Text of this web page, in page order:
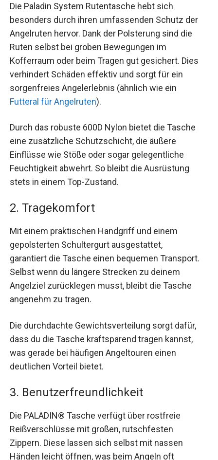
Die Paladin System Rutentasche hebt sich
besonders durch ihren umfassenden Schutz der
Angelruten hervor. Dank der Polsterung sind die
Ruten selbst bei groben Bewegungen im
Kofferraum oder beim Tragen gut gesichert. Dies
verhindert Schäden effektiv und sorgt für ein
sorgenfreies Angelerlebnis (ähnlich wie ein
Futteral für Angelruten).
Durch das robuste 600D Nylon bietet die Tasche
eine zusätzliche Schutzschicht, die äußere
Einflüsse wie Stöße oder sogar gelegentliche
Feuchtigkeit abwehrt. So bleibt die Ausrüstung
stets in einem Top-Zustand.
2. Tragekomfort
Mit einem praktischen Handgriff und einem
gepolsterten Schultergurt ausgestattet,
garantiert die Tasche einen bequemen Transport.
Selbst wenn du längere Strecken zu deinem
Angelziel zurücklegen musst, bleibt die Tasche
angenehm zu tragen.
Die durchdachte Gewichtsverteilung sorgt dafür,
dass du die Tasche kraftsparend tragen kannst,
was gerade bei häufigen Angeltouren einen
deutlichen Vorteil bietet.
3. Benutzerfreundlichkeit
Die PALADIN® Tasche verfügt über rostfreie
Reißverschlüsse mit großen, rutschfesten
Zippern. Diese lassen sich selbst mit nassen
Händen leicht öffnen, was beim Angeln oft